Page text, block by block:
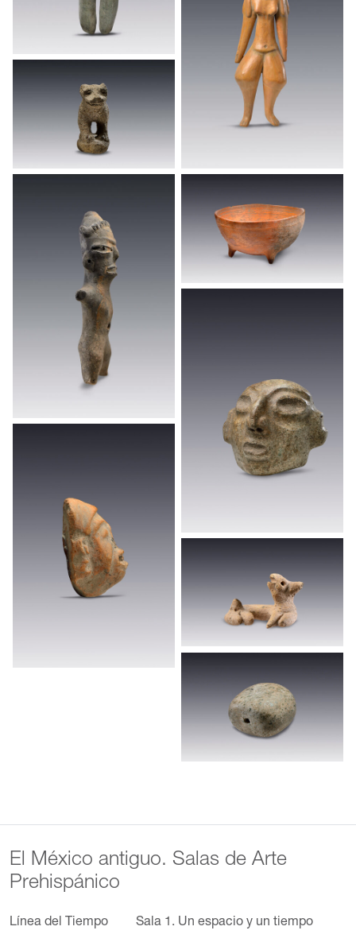
El México antiguo. Salas de Arte
Prehispánico
Línea del Tiempo Sala 1. Un espacio y un tiempo